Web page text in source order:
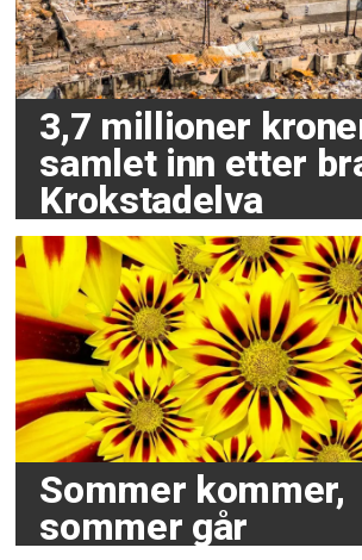
3,7 millioner
samlet inn etter
Krokstadelva
Sommer kommer,
sommer går